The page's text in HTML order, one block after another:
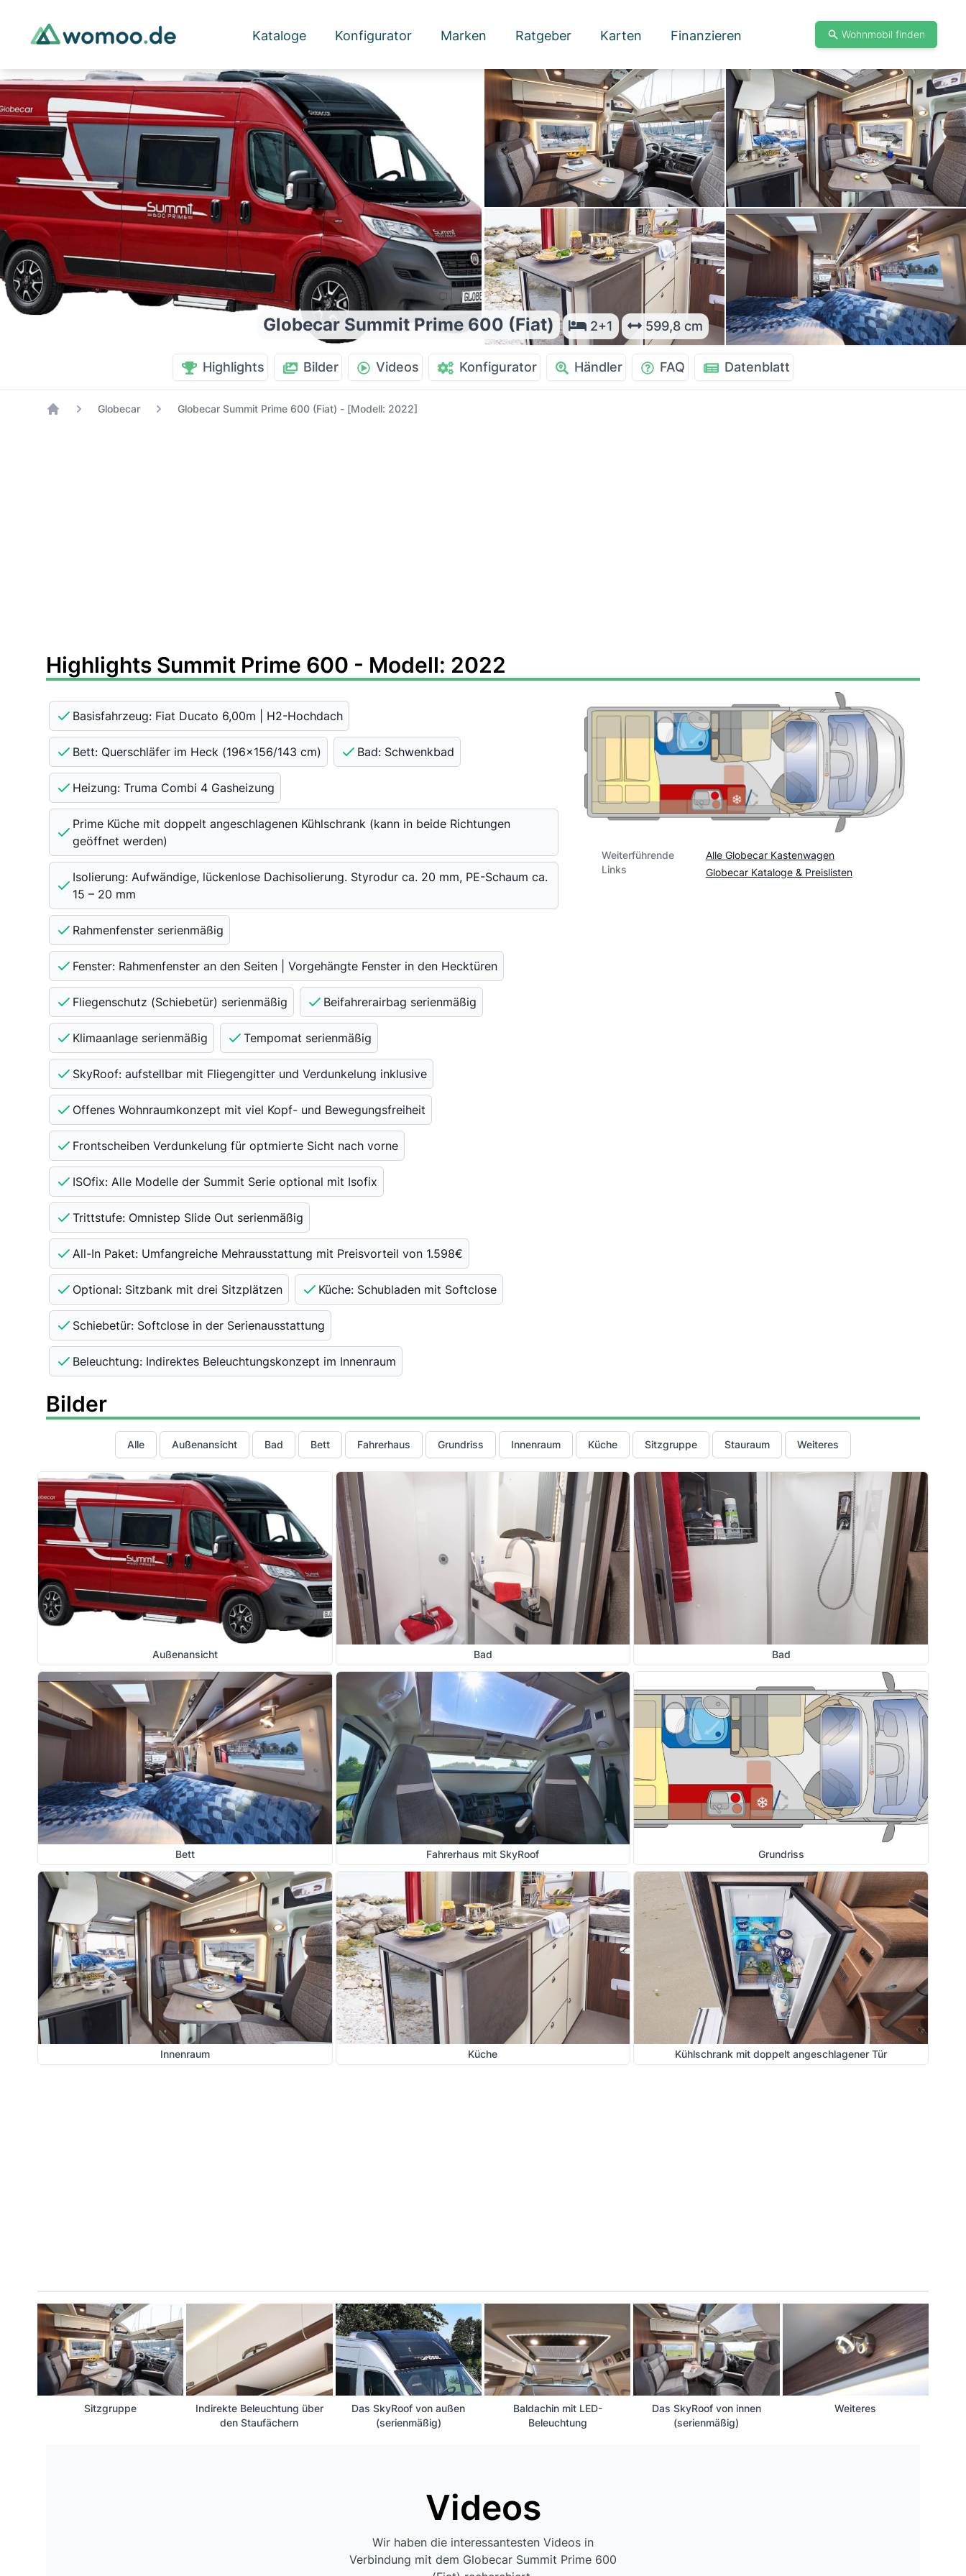
Kataloge Konfigurator Marken Ratgeber Karten Finanzieren Wohnmobil finden
Globecar Summit Prime 600 (Fiat) 2+1 599,8 cm
Highlights Bilder Videos Konfigurator Händler FAQ Datenblatt
Globecar Globecar Summit Prime 600 (Fiat) - [Modell: 2022]
Highlights Summit Prime 600 - Modell: 2022
Basisfahrzeug: Fiat Ducato 6,00m | H2-Hochdach
Bett: Querschläfer im Heck (196x156/143 cm) Bad: Schwenkbad
Heizung: Truma Combi 4 Gasheizung
Prime Küche mit doppelt angeschlagenen Kühlschrank (kann in beide Richtungen
geöffnet werden)
Isolierung: Aufwändige, lückenlose Dachisolierung. Styrodur ca. 20 mm, PE-Schaum ca.
15 – 20 mm
Rahmenfenster serienmäßig
Fenster: Rahmenfenster an den Seiten | Vorgehängte Fenster in den Hecktüren
Fliegenschutz (Schiebetür) serienmäßig Beifahrerairbag serienmäßig
Klimaanlage serienmäßig Tempomat serienmäßig
SkyRoof: aufstellbar mit Fliegengitter und Verdunkelung inklusive
Offenes Wohnraumkonzept mit viel Kopf- und Bewegungsfreiheit
Frontscheiben Verdunkelung für optmierte Sicht nach vorne
ISOfix: Alle Modelle der Summit Serie optional mit Isofix
Trittstufe: Omnistep Slide Out serienmäßig
All-In Paket: Umfangreiche Mehrausstattung mit Preisvorteil von 1.598€
Optional: Sitzbank mit drei Sitzplätzen Küche: Schubladen mit Softclose
Schiebetür: Softclose in der Serienausstattung
Beleuchtung: Indirektes Beleuchtungskonzept im Innenraum
Weiterführende
Links
Alle Globecar Kastenwagen
Globecar Kataloge & Preislisten
Bilder
Alle Außenansicht Bad Bett Fahrerhaus Grundriss Innenraum Küche Sitzgruppe Stauraum Weiteres
Außenansicht Bad Bad
Bett Fahrerhaus mit SkyRoof Grundriss
Innenraum Küche Kühlschrank mit doppelt angeschlagener Tür
Sitzgruppe
Indirekte Beleuchtung über
den Staufächern
Das SkyRoof von außen
(serienmäßig)
Baldachin mit LED-
Beleuchtung
Das SkyRoof von innen
(serienmäßig)
Weiteres
Videos
Wir haben die interessantesten Videos in
Verbindung mit dem Globecar Summit Prime 600